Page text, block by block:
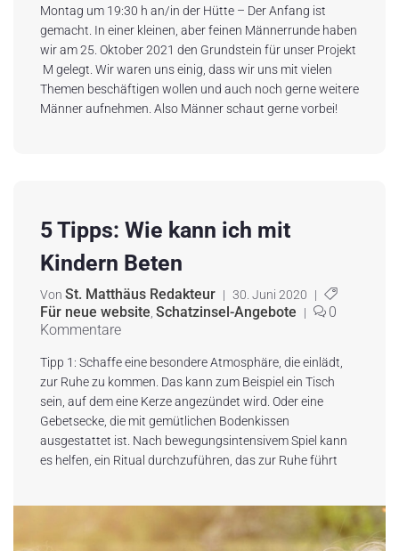
Montag um 19:30 h an/in der Hütte – Der Anfang ist
gemacht. In einer kleinen, aber feinen Männerrunde haben
wir am 25. Oktober 2021 den Grundstein für unser Projekt
M gelegt. Wir waren uns einig, dass wir uns mit vielen
Themen beschäftigen wollen und auch noch gerne weitere
Männer aufnehmen. Also Männer schaut gerne vorbei!
5 Tipps: Wie kann ich mit
Kindern Beten
Von St. Matthäus Redakteur | 30. Juni 2020 |
Für neue website Schatzinsel-Angebote |
0
Kommentare
Tipp 1: Schaffe eine besondere Atmosphäre, die einlädt,
zur Ruhe zu kommen. Das kann zum Beispiel ein Tisch
sein, auf dem eine Kerze angezündet wird. Oder eine
Gebetsecke, die mit gemütlichen Bodenkissen
ausgestattet ist. Nach bewegungsintensivem Spiel kann
es helfen, ein Ritual durchzuführen, das zur Ruhe führt